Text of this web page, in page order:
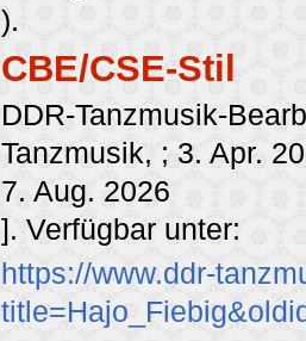
).
CBE/CSE-Stil
DDR-Tanzmusik-
Tanzmusik, ; 3. Apr.
7. Aug. 2026
]. Verfügbar unter:
https://www.ddr-